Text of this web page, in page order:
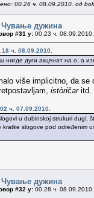
00.26 ч. 08.09.2010. од
Чување дужина
#31 у: 00.23 ч.
ч. 08.09.2010.
нигде дуги акценат на о , а
više implicitno, da se
istòričaritd.
ч. 07.09.2010.
u dubinskoj strukuri dugi,
kratke slogove pod određenim
Чување дужина
#32 у: 00.28 ч.